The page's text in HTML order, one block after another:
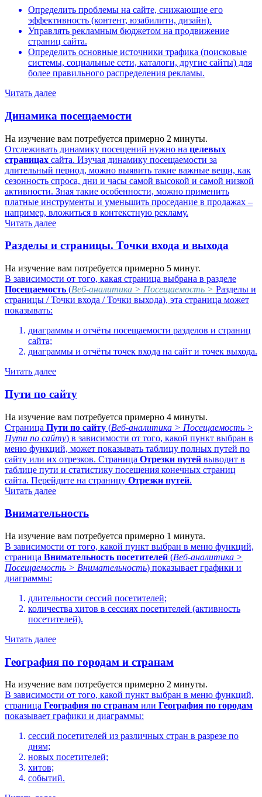
Определить проблемы на сайте, снижающие его
эффективность (контент, юзабилити, дизайн).
Управлять рекламным бюджетом на продвижение
страниц сайта.
Определить основные источники трафика (поисковые
системы, социальные сети, каталоги, другие сайты) для
более правильного распределения рекламы.
Читать далее
Динамика посещаемости
На изучение вам потребуется примерно 2 минуты.
Отслеживать динамику посещений нужно на целевых
страницах сайта. Изучая динамику посещаемости за
длительный период, можно выявить такие важные вещи, как
сезонность спроса, дни и часы самой высокой и самой низкой
активности. Зная такие особенности, можно применить
платные инструменты и уменьшить проседание в продажах –
например, вложиться в контекстную рекламу.
Читать далее
Разделы и страницы. Точки входа и выхода
На изучение вам потребуется примерно 5 минут.
В зависимости от того, какая страница выбрана в разделе
Посещаемость (Веб-аналитика > Посещаемость > Разделы и
страницы /Точки входа /Точки выхода), эта страница может
показывать:
диаграммы и отчёты посещаемости разделов и страниц
сайта;
диаграммы и отчёты точек входа на сайт и точек выхода.
Читать далее
Пути по сайту
На изучение вам потребуется примерно 4 минуты.
Страница Пути по сайту (Веб-аналитика > Посещаемость >
Пути по сайту) в зависимости от того, какой пункт выбран в
меню функций, может показывать таблицу полных путей по
сайту или их отрезков. Страница Отрезки путей выводит в
таблице пути и статистику посещения конечных страниц
сайта. Перейдите на страницу Отрезки путей.
Читать далее
Внимательность
На изучение вам потребуется примерно 1 минута.
В зависимости от того, какой пункт выбран в меню функций,
страница Внимательность посетителей (Веб-аналитика >
Посещаемость > Внимательность) показывает графики и
диаграммы:
длительности сессий посетителей;
количества хитов в сессиях посетителей (активность
посетителей).
Читать далее
География по городам и странам
На изучение вам потребуется примерно 2 минуты.
В зависимости от того, какой пункт выбран в меню функций,
страница География по странам или География по городам
показывает графики и диаграммы:
сессий посетителей из различных стран в разрезе по
дням;
новых посетителей;
хитов;
событий.